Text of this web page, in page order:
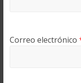
Correo electrónico